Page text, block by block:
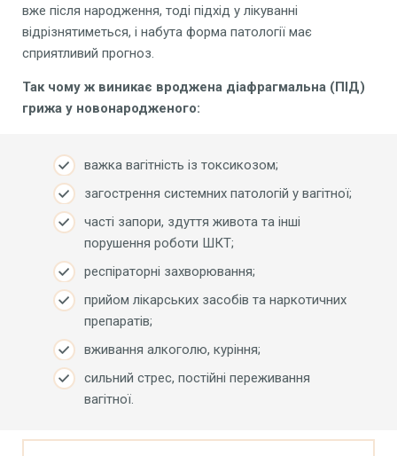
вже після народження, тоді підхід у лікуванні
відрізнятиметься, і набута форма патології має
сприятливий прогноз.
Так чому ж виникає вроджена діафрагмальна (ПІД)
грижа у новонародженого:
важка вагітність із токсикозом;
загострення системних патологій у вагітної;
часті запори, здуття живота та інші
порушення роботи ШКТ;
респіраторні захворювання;
прийом лікарських засобів та наркотичних
препаратів;
вживання алкоголю, куріння;
сильний стрес, постійні переживання
вагітної.